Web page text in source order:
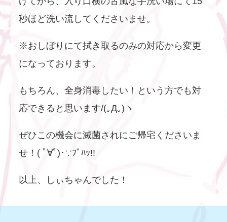
秒ほど洗い流してくださいませ。
※おしぼりにて拭き取るのみの対応から変更
になっております。
もちろん、全身消毒したい！という方でも対
応できると思います/(｡Д｡)ヽ
ぜひこの機会に滅菌されにご帰宅くださいま
せ！( ﾟ∀ﾟ)･∵ﾌﾞﾊｯ!!
以上、しぃちゃんでした！